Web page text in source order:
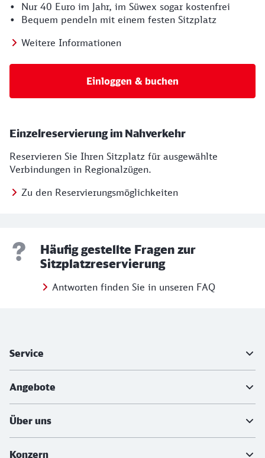
• Nur 40 Euro im Jahr, im Süwex sogar kostenfrei
• Bequem pendeln mit einem festen Sitzplatz
Weitere Informationen
Einloggen & buchen
Einzelreservierung im Nahverkehr
Reservieren Sie Ihren Sitzplatz für ausgewählte
Verbindungen in Regionalzügen.
Zu den Reservierungsmöglichkeiten
Häufig gestellte Fragen zur
Sitzplatzreservierung
Antworten finden Sie in unseren FAQ
Service
Angebote
Über uns
Konzern